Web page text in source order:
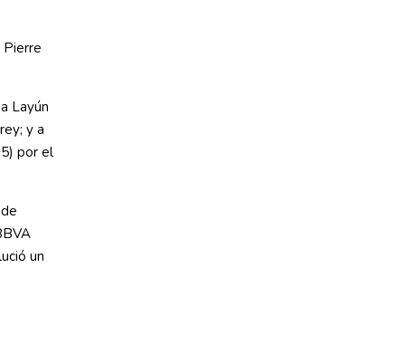
Pierre
Layún
y a
por el
un